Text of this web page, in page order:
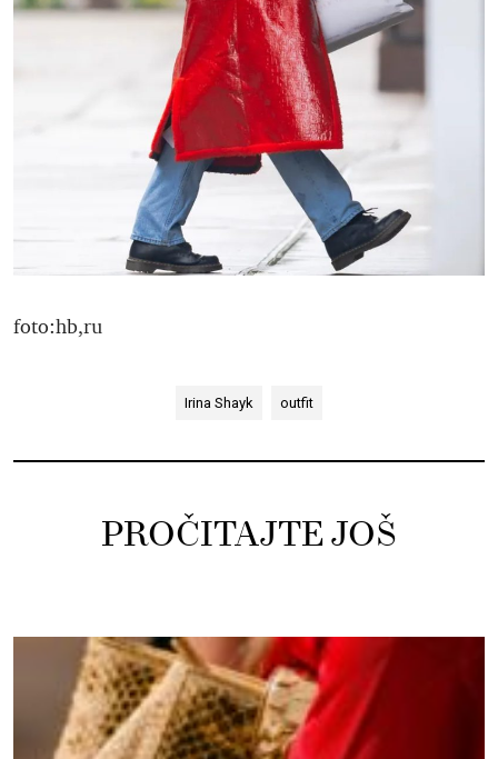
foto:hb,ru
Irina Shayk outfit
PROČITAJTE JOŠ